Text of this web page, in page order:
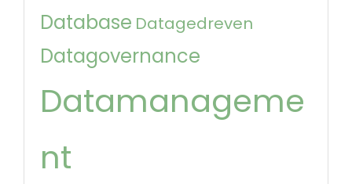
Database Datagedreven
Datagovernance
Datamanageme
nt